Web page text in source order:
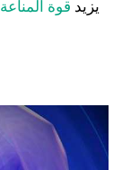
يزيد قوة المناعة